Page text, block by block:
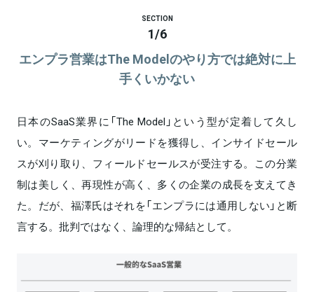
SECTION
1/6
エンプラ営業はThe Modelのやり方では絶対に上
手くいかない
日本のSaaS業界に「The Model」という型が定着して久し
い。マーケティングがリードを獲得し、インサイドセール
スが刈り取り、フィールドセールスが受注する。この分業
制は美しく、再現性が高く、多くの企業の成長を支えてき
た。だが、福澤氏はそれを「エンプラには通用しない」と断
言する。批判ではなく、論理的な帰結として。